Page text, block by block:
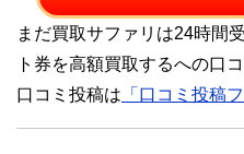
まだ買取サファリは24時間
ト券を高額買取するへの口
口コミ投稿は 「口コミ投稿